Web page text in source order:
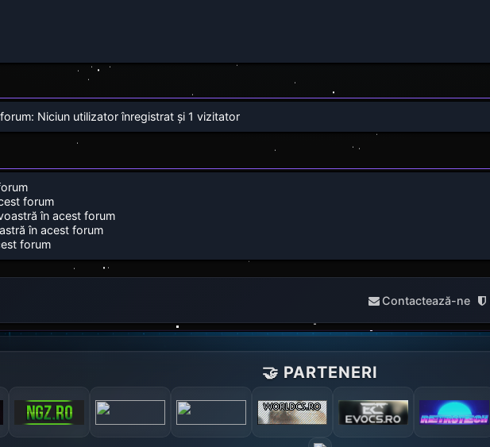
Niciun utilizator înregistrat și 1 vizitator
forum
în acest forum
în acest forum
forum
Contactează-ne
🤝 PARTENERI